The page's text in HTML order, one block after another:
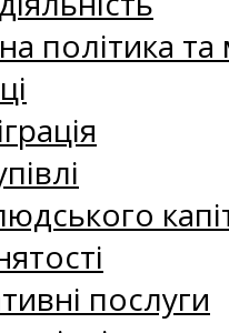
політика
послуги